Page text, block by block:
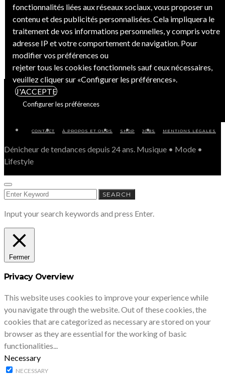
CONTACT À PROPOS ET OURS SHOP JOBS MENTIONS LÉGALES
Dénicheur de tendances depuis 24 ans. Musique • Mode •
Lifestyle
SEARCH
FOR:
SEARCH
Input your search keywords and press Enter.
fonctionnalités liées aux réseaux sociaux, vous proposer un
contenu et des publicités personnalisées. Cela impliquera le
traitement de vos informations personnelles, y compris votre
adresse IP et votre comportement de navigation. Pour
modifier vos préférences ou
rejeter tous les cookies fonctionnels sauf ceux nécessaires,
veuillez cliquer sur «Configurer les préférences».
J'ACCEPTE
Configurer les préférences
Fermer
Privacy Overview
This website uses cookies to improve your experience while
you navigate through the website. Out of these cookies, the
cookies that are categorized as necessary are stored on your
browser as they are essential for the working of basic
functionalities...
Necessary
NECESSARY